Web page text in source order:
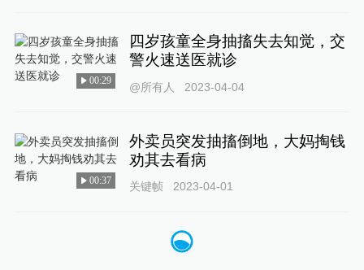
00:29
四岁孩童全身抽搐失去知觉，交
警火速送医就诊
@所有人 2023-04-04
00:37
外卖员突发抽搐倒地，大妈掏钱
劝其去看病
关键帧 2023-04-01